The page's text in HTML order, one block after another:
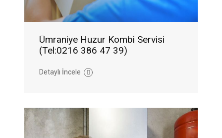
Ümraniye Huzur Kombi Servisi
(Tel:0216 386 47 39)
Detaylı İncele